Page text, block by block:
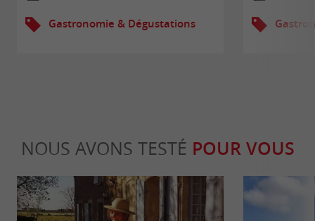
Gastronomie & Dégustations
NOUS AVONS TESTÉ POUR VOUS